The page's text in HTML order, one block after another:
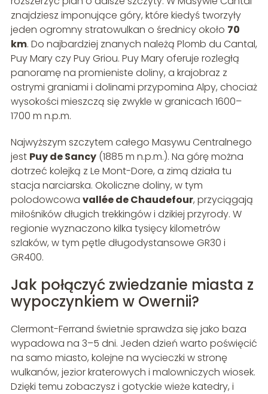
znajdziesz imponujące góry, które kiedyś tworzyły
jeden ogromny stratowulkan o średnicy około 70
km. Do najbardziej znanych należą Plomb du Cantal,
Puy Mary czy Puy Griou. Puy Mary oferuje rozległą
panoramę na promieniste doliny, a krajobraz z
ostrymi graniami i dolinami przypomina Alpy, chociaż
wysokości mieszczą się zwykle w granicach 1600–
1700 m n.p.m.
Najwyższym szczytem całego Masywu Centralnego
jest Puy de Sancy(1885 m n.p.m.). Na górę można
dotrzeć kolejką z Le Mont-Dore, a zimą działa tu
stacja narciarska. Okoliczne doliny, w tym
polodowcowa vallée de Chaudefour, przyciągają
miłośników długich trekkingów i dzikiej przyrody. W
regionie wyznaczono kilka tysięcy kilometrów
szlaków, w tym pętle długodystansowe GR30 i
GR400.
Jak połączyć zwiedzanie miasta z
wypoczynkiem w Owernii?
Clermont-Ferrand świetnie sprawdza się jako baza
wypadowa na 3–5 dni. Jeden dzień warto poświęcić
na samo miasto, kolejne na wycieczki w stronę
wulkanów, jezior kraterowych i malowniczych wiosek.
Dzięki temu zobaczysz i gotyckie wieże katedry, i